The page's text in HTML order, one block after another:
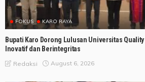
FOKUS KARO RAYA
Bupati Karo Dorong Lulusan Universitas
Inovatif dan Berintegritas
Redaksi August 6, 2026